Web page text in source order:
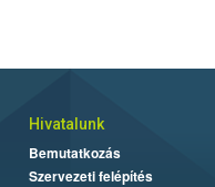
Hivatalunk
Bemutatkozás
Szervezeti felépítés